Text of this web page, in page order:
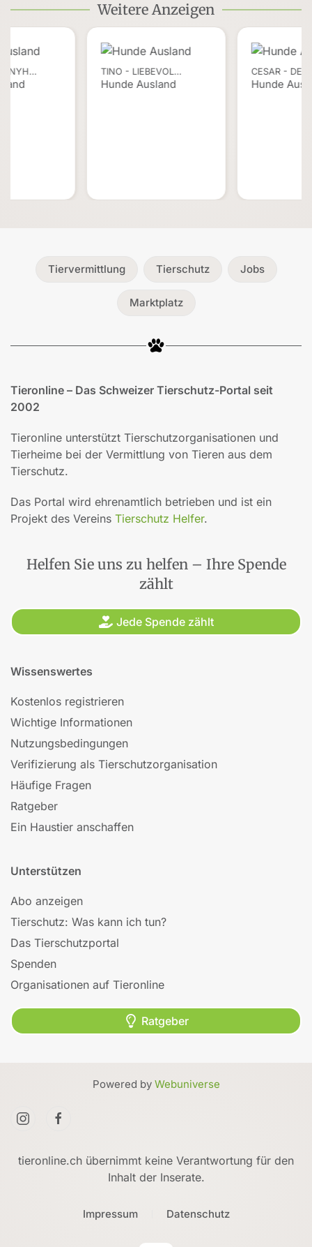
Weitere Anzeigen
TINO - LIEBEVOL…
Hunde Ausland
CESAR -
Hunde
Tiervermittlung Tierschutz Jobs
Marktplatz
Tieronline – Das Schweizer Tierschutz-Portal seit
2002
Tieronline unterstützt Tierschutzorganisationen und
Tierheime bei der Vermittlung von Tieren aus dem
Tierschutz.
Das Portal wird ehrenamtlich betrieben und ist ein
Projekt des Vereins Tierschutz Helfer.
Helfen Sie uns zu helfen – Ihre Spende
zählt
Jede Spende zählt
Wissenswertes
Kostenlos registrieren
Wichtige Informationen
Nutzungsbedingungen
Verifizierung als Tierschutzorganisation
Häufige Fragen
Ratgeber
Ein Haustier anschaffen
Unterstützen
Abo anzeigen
Tierschutz: Was kann ich tun?
Das Tierschutzportal
Spenden
Organisationen auf Tieronline
Ratgeber
Powered by Webuniverse
tieronline.ch übernimmt keine Verantwortung für den
Inhalt der Inserate.
Impressum Datenschutz